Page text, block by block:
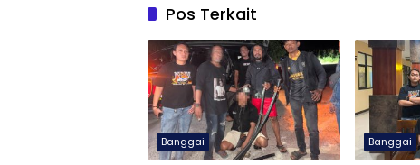
Pos Terkait
Banggai Banggai